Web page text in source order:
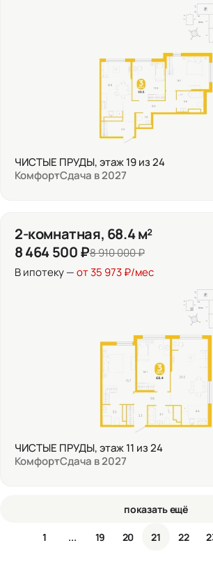
ЧИСТЫЕ ПРУДЫ, этаж 19 из 24
КомфортСдача в 2027
2-комнатная, 68.4 м²
8 464 500 ₽8 910 000 ₽
В ипотеку —от 35 973 ₽/мес
ЧИСТЫЕ ПРУДЫ, этаж 11 из 24
КомфортСдача в 2027
показать ещё
1 ... 19 20 21 22